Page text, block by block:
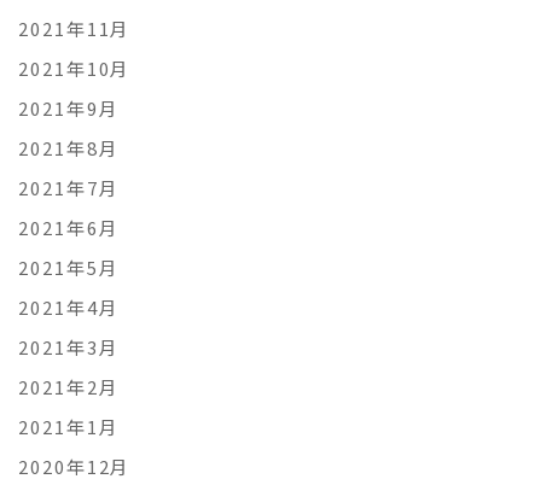
2021年11月
2021年10月
2021年9月
2021年8月
2021年7月
2021年6月
2021年5月
2021年4月
2021年3月
2021年2月
2021年1月
2020年12月